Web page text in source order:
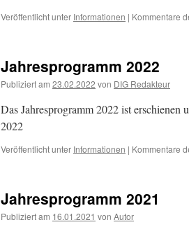
Veröffentlicht unter Informationen | Kommentare
Jahresprogramm 2022
Publiziert am 23.02.2022 von DIG Redakteur
Das Jahresprogramm 2022 ist erschienen
2022
Veröffentlicht unter Informationen | Kommentare
Jahresprogramm 2021
Publiziert am 16.01.2021 von Autor